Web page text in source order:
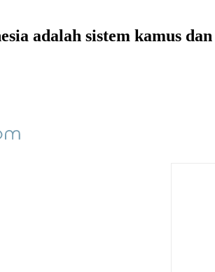
adalah sistem kamus